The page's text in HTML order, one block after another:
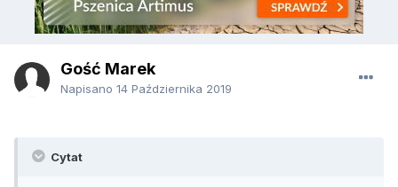
Gość Marek
Napisano 14 Października 2019
Cytat